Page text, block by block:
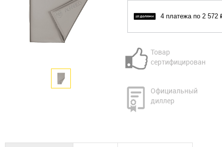
4 платежа по 2 572
Товар
сертифицирован
Официальный
диллер